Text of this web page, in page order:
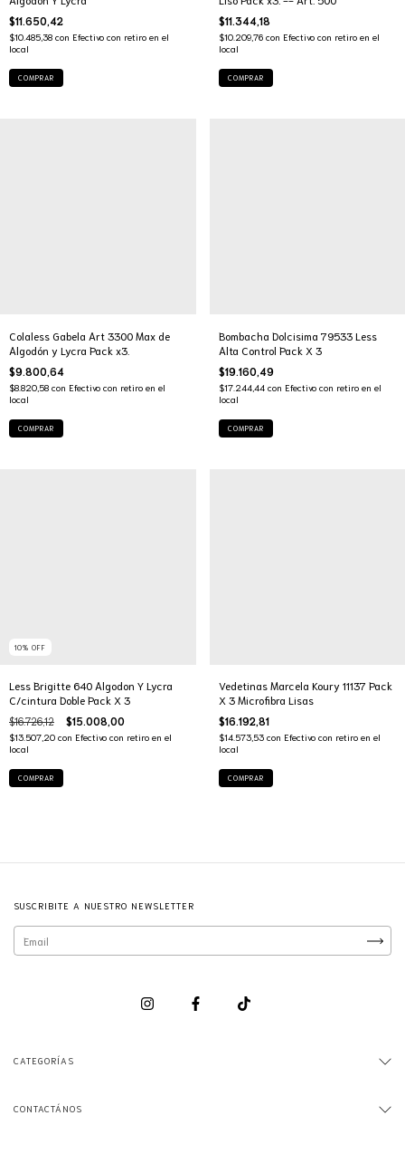
$11.650,42
$10.485,38 con Efectivo con retiro en el
local
COMPRAR
$11.344,18
$10.209,76 con Efectivo con retiro en el
local
COMPRAR
Colaless Gabela Art 3300 Max de
Algodón y Lycra Pack x3.
$9.800,64
$8.820,58 con Efectivo con retiro en el
local
COMPRAR
Bombacha Dolcisima 79533 Less
Alta Control Pack X 3
$19.160,49
$17.244,44 con Efectivo con retiro en el
local
COMPRAR
10% OFF
Less Brigitte 640 Algodon Y Lycra
C/cintura Doble Pack X 3
$16.726,12 $15.008,00
$13.507,20 con Efectivo con retiro en el
local
COMPRAR
Vedetinas Marcela Koury 11137 Pack
X 3 Microfibra Lisas
$16.192,81
$14.573,53 con Efectivo con retiro en el
local
COMPRAR
SUSCRIBITE A NUESTRO NEWSLETTER
CATEGORÍAS
CONTACTÁNOS